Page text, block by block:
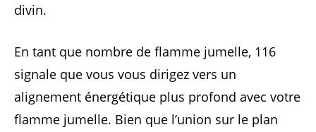
divin.
En tant que nombre de flamme jumelle, 116
signale que vous vous dirigez vers un
alignement énergétique plus profond avec votre
flamme jumelle. Bien que l’union sur le plan